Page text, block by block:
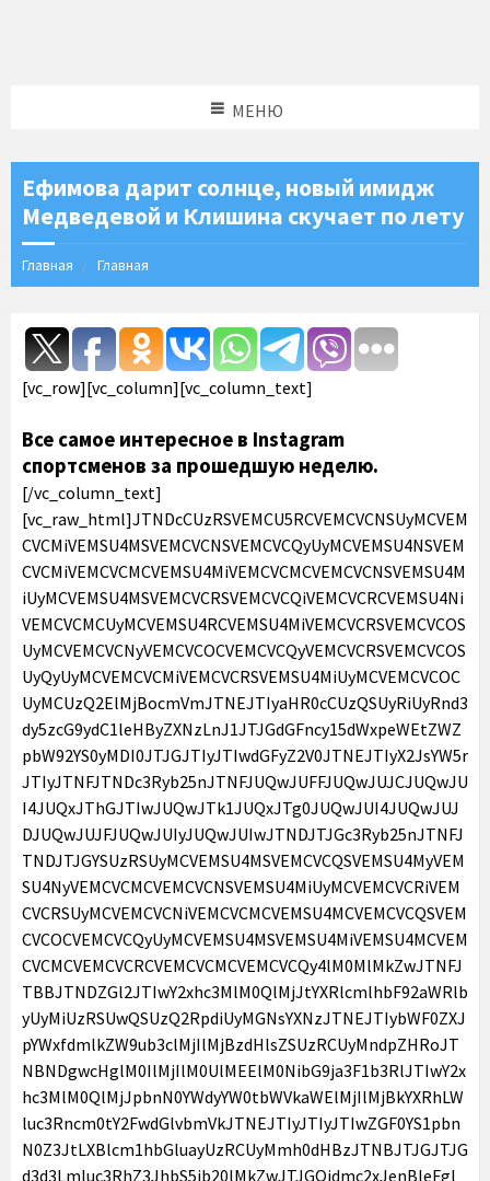
МЕНЮ
Ефимова дарит солнце, новый имидж
Медведевой и Клишина скучает по лету
Главная Главная
[vc_row][vc_column][vc_column_text]
Все самое интересное в Instagram
спортсменов за прошедшую неделю.
[/vc_column_text][vc_raw_html]JTNDcCUzRSVEMCU5RCVEMCVCNSUyMCVEMCVCMiVEMSU4MSVEMCVCNSVEMCVCQyUyMCVEMSU4NSVEMCVCMiVEMCVCMCVEMSU4MiVEMCVCMCVEMCVCNSVEMSU4MiUyMCVEMSU4MSVEMCVCRSVEMCVCQiVEMCVCRCVEMSU4NiVEMCVCMCUyMCVEMSU4RCVEMSU4MiVEMCVCRSVEMCVCOSUyMCVEMCVCNyVEMCVCOCVEMCVCQyVEMCVCRSVEMCVCOSUyQyUyMCVEMCVCMiVEMCVCRSVEMSU4MiUyMCVEMCVCOCUyMCUzQ2ElMjBocmVmJTNEJTIyaHR0cCUzQSUyRiUyRnd3dy5zcG9ydC1leHByZXNzLnJ1JTJGdGFncy15dWxpeWEtZWZpbW92YS0yMDI0JTJGJTIyJTIwdGFyZ2V0JTNEJTIyX2JsYW5rJTIyJTNFJTNDc3Ryb25nJTNFJUQwJUFFJUQwJUJCJUQwJUI4JUQxJThGJTIwJUQwJTk1JUQxJTg0JUQwJUI4JUQwJUJDJUQwJUJFJUQwJUIyJUQwJUIwJTNDJTJGc3Ryb25nJTNFJTNDJTJGYSUzRSUyMCVEMSU4MSVEMCVCQSVEMSU4MyVEMSU4NyVEMCVCMCVEMCVCNSVEMSU4MiUyMCVEMCVCRiVEMCVCRSUyMCVEMCVCNiVEMCVCMCVEMSU4MCVEMCVCQSVEMCVCOCVEMCVCQyUyMCVEMSU4MSVEMSU4MiVEMSU4MCVEMCVCMCVEMCVCRCVEMCVCMCVEMCVCQy4lM0MlMkZwJTNFJTBBJTNDZGl2JTIwY2xhc3MlM0QlMjJtYXRlcmlhbF92aWRlbyUyMiUzRSUwQSUzQ2RpdiUyMGNsYXNzJTNEJTIybWF0ZXJpYWxfdmlkZW9ub3clMjIlMjBzdHlsZSUzRCUyMndpZHRoJTNBNDgwcHglM0IlMjIlM0UlMEElM0NibG9ja3F1b3RlJTIwY2xhc3MlM0QlMjJpbnN0YWdyYW0tbWVkaWElMjIlMjBkYXRhLWluc3Rncm0tY2FwdGlvbmVkJTNEJTIyJTIyJTIwZGF0YS1pbnN0Z3JtLXBlcm1hbGluayUzRCUyMmh0dHBzJTNBJTJGJTJGd3d3Lmluc3RhZ3JhbS5jb20lMkZwJTJGQjdmc2xJenBleFglMkYlM0Z1dG1fc291cmNlJTNEaWdfZW1iZWQlMjZhbXAlM0J1dG1fY2FtcGFpZ24lM0Rsb2FkaW5nJTIyJTIwZGF0YS1pbnN0Z3JtLXZlcnNpb24lM0QlMjIxMiUyMiUyMHN0eWxlJTNEJTIyYmFja2dyb3VuZCUzQSUyM0ZGRiUzQiUyMGJvcmRlciUzQTAlM0IlMjBib3JkZXItcmFkaXVzJTNBM3B4JTNCJTIwYm94LXNoYWRvdyUzQTAlMjAwJTIwMXB4JTIwMCUyMHJnYmElMjgwJTJDMCUyQzAlMkMwLjUlMjklMkMwJTIwMXB4JTIwMTBweCUyMDAlMjByZ2JhJTI4MCUyQzAlMkMwJTJDMC4xNSUyOSUzQiUyMG1hcmdpbiUzQSUyMDFweCUzQiUyMG1heC13aWR0aCUzQTU0MHB4JTNCJTIwbWluLXdpZHRoJTNBMzI2cHglM0IlMjBwYWRkaW5nJTNBMCUzQiUyMHdpZHRoJTNBOTkuMzc1JTI1JTNCJTIwd2lkdGglM0Etd2Via2l0LWNhbGMlMjgxMDAlMjUlMjAtJTIwMnB4JTI5JTNCJTIwd2lkdGglM0FjYWxjJTI4MTAwJTI1JTIwLSUyMDJweCUyOSUzQiUyMiUzRSUwQSUzQ2RpdiUyMHN0eWxlJTNEJTIycGFkZGluZyUzQTE2cHglM0IlMjIlM0UlMEElM0NkaXYlMjBzdHlsZSUzRCUyMmRpc3BsYXklM0ElMjBmbGV4JTNCJTIwZmxleC1kaXJlY3Rpb24lM0ElMjByb3clM0IlMjBhbGlnbi1pdGVtcyUzQSUyMGNlbnRlciUzQiUyMiUzRSUwQSUzQ2RpdiUyMHN0eWxlJTNEJTIyYmFja2dyb3VuZC1jb2xvciUzQSUyMCUyM0Y0RjRGNCUzQiUyMGJvcmRlci1yYWRpdXMlM0ElMjA1MCUyNSUzQiUyMGZsZXgtZ3JvdyUzQSUyMDAlM0IlMjBoZWlnaHQlM0ElMjA0MHB4JTNCJTIwbWFyZ2luLXJpZ2h0JTNBJTIwMTRweCUzQiUyMHdpZHRoJTNBJTIwNDBweCUzQiUyMiUzRSUyMCUzQyUyRmRpdiUzRSUwQSUzQ2RpdiUyMHN0eWxlJTNEJTIyZGlzcGxheSUzQSUyMGZsZXglM0IlMjBmbGV4LWRpcmVjdGlvbiUzQSUyMGNvbHVtbiUzQiUyMGZsZXgtZ3JvdyUzQSUyMDElM0IlMjBqdXN0aWZ5LWNvbnRlbnQlM0ElMjBjZW50ZXIlM0IlMjIlM0UlMEElM0NkaXYlMjBzdHlsZSUzRCUyMmJhY2tncm91bmQtY29sb3IlM0ElMjAlMjNGNEY0RjQlM0IlMjBib3JkZXItcmFkaXVzJTNBJTIwNHB4JTNCJTIwZmxleC1ncm93JTNBJTIwMCUzQiUyMGhlaWdodCUzQSUyMDE0cHglM0IlMjBtYXJnaW4tYm90dG9tJTNBJTIwNnB4JTNCJTIwd2lkdGglM0ElMjAxMDBweCUzQiUyMiUzRSUyMCUzQyUyRmRpdiUzRSUwQSUzQ2RpdiUyMHN0eWxlJTNEJTIyYmFja2dyb3VuZC1jb2xvciUzQSUyMCUyM0Y0RjRGNCUzQiUyMGJvcmRlci1yYWRpdXMlM0ElMjA0cHglM0IlMjBmbGV4LWdyb3clM0ElMjAwJTNCJTIwaGVpZ2h0JTNBJTIwMTRweCUzQiUyMHdpZHRoJTNBJTIwNjBweCUzQiUyMiUzRSUyMCUzQyUyRmRpdiUzRSUwQSUzQyUyRmRpdiUzRSUwQSUzQyUyRmRpdiUzRSUwQSUzQ2RpdiUyMHN0eWxlJTNEJTIycGFkZGluZyUzQSUyMDE5JTI1JTIwMCUzQiUyMiUzRSUyMCUzQyUyRmRpdiUzRSUwQSUzQ2RpdiUyMHN0eWxlJTNEJTIyZGlzcGxheSUzQWJsb2NrJTNCJTIwaGVpZ2h0JTNBNTBweCUzQiUyMG1hcmdpbiUzQTAlMjBhdXRvJTIwMTJweCUzQiUyMHdpZHRoJTNBNTBweCUzQiUyMiUzRSUzQ2ElMjBocmVmJTNEJTIyaHR0cHMlM0ElMkYlMkZ3d3cuaW5zdGFncmFtLmNvbSUyRnAlMkZCN2ZzbEl6cGV4WCUyRiUzRnV0bV9zb3VyY2UlM0RpZ19lbWJlZCUyNmFtcCUzQnV0bV9jYW1wYWlnbiUzRGxvYWRpbmclMjIlMjBzdHlsZSUzRCUyMmJhY2tncm91bmQlM0ElMjNGRkZGRkYlM0IlMjBsaW5lLWhlaWdodCUzQTAlM0IlMjBwYWRkaW5nJTNBMCUyMDAlM0IlMjB0ZXh0LWFsaWduJTNBY2VudGVyJTNCJTIwdGV4dC1kZWNvcmF0aW9uJTNBbm9uZSUzQiUyMHdpZHRoJTNBMTAwJTI1JTNCJTIyJTIwdGFyZ2V0JTNEJTIyX2JsYW5rJTIyJTNFJTNDc3ZnJTIwaGVpZ2h0JTNEJTIyNTBweCUyMiUyMHZlcnNpb24lM0QlMjIxLjElMjIlMjB2aWV3Ym94JTNEJTIyMCUyMDAlMjA2MCUyMDYwJTIyJTIwd2lkdGglM0QlMjI1MHB4JTIyJTIweG1sbnMlM0QlMjJodHRwcyUzQSUyRiUyRnd3dy53My5vcmclMkYyMDAwJTJGc3ZnJTIyJTNFJTBBJTNDZyUyMGZpbGwlM0QlMjJub25lJTIyJTIwZmlsbC1ydWxlJTNEJTIyZXZlbm9kZCUyMiUyMHN0cm9rZSUzRCUyMm5vbmUlMjIlMjBzdHJva2Utd2lkdGglM0QlMjIxJTIyJTNFJTBBJTNDZyUyMGZpbGwlM0QlMjIlMjMwMDAwMDAlMjIlMjB0cmFuc2Zvcm0lM0QlMjJ0cmFuc2xhdGUlMjgtNTExLjAwMDAwMCUyQyUyMC0yMC4wMDAwMDAlMjklMjIlM0UlMEElM0NnJTNFJTBBJTNDcGF0aCUyMGQlM0QlMjJNNTU2Ljg2OSUyQzMwLjQxJTIwQzU1NC44MTQlMkMzMC40MSUyMDU1My4xNDglMkMzMi4wNzYlMjA1NTMuMTQ4JTJDMzQuMTMxJTIwQzU1My4xNDglMkMzNi4xODYlMjA1NTQuODE0JTJDMzcuODUyJTIwNTU2Ljg2OSUyQzM3Ljg1MiUyMEM1NTguOTI0JTJDMzcuODUyJTIwNTYwLjU5JTJDMzYuMTg2JTIwNTYwLjU5JTJDMzQuMTMxJTIwQzU2MC41OSUyQzMyLjA3NiUyMDU1OC45MjQlMkMzMC40MSUyMDU1Ni44NjklMkMzMC40MSUyME01NDElMkM2MC42NTclMjBDNTM1LjExNCUyQzYwLjY1NyUyMDUzMC4zNDIlMkM1NS44ODclMjA1MzAuMzQyJTJDNTAlMjBDNTMwLjM0MiUyQzQ0LjExNCUyMDUzNS4xMTQlMkMzOS4zNDIlMjA1NDElMkMzOS4zNDIlMjBDNTQ2Ljg4NyUyQzM5LjM0MiUyMDU1MS42NTglMkM0NC4xMTQlMjA1NTEuNjU4JTJDNTAlMjBDNTUxLjY1OCUyQzU1Ljg4NyUyMDU0Ni44ODclMkM2MC42NTclMjA1NDElMkM2MC42NTclMjBNNTQxJTJDMzMuODg2JTIwQzUzMi4xJTJDMzMuODg2JTIwNTI0Ljg4NiUyQzQxLjElMjA1MjQuODg2JTJDNTAlMjBDNTI0Ljg4NiUyQzU4Ljg5OSUyMDUzMi4xJTJDNjYuMTEzJTIwNTQxJTJDNjYuMTEzJTIwQzU0OS45JTJDNjYuMTEzJTIwNTU3LjExNSUyQzU4Ljg5OSUyMDU1Ny4xMTUlMkM1MCUyMEM1NTcuMTE1JTJDNDEuMSUyMDU0OS45JTJDMzMuODg2JTIwNTQxJTJDMzMuODg2JTIwTTU2NS4zNzglMkM2Mi4xMDElMjBDNTY1LjI0NCUyQzY1LjAyMiUyMDU2NC43NTYlMkM2Ni42MDYlMjA1NjQuMzQ2JTJDNjcuNjYzJTIwQzU2My44MDMlMkM2OS4wNiUyMDU2My4xNTQlMkM3MC4wNTclMjA1NjIuMTA2JTJDNzEuMTA2JTIwQzU2MS4wNTglMkM3Mi4xNTUlMjA1NjAuMDYlMkM3Mi44MDMlMjA1NTguNjYyJTJDNzMuMzQ3JTIwQzU1Ny42MDclMkM3My43NTclMjA1NTYuMDIxJTJDNzQuMjQ0JTIwNTUzLjEwMiUyQzc0LjM3OCUyMEM1NDkuOTQ0JTJDNzQuNTIxJTIwNTQ4Ljk5NyUyQzc0LjU1MiUyMDU0MSUyQzc0LjU1MiUyMEM1MzMuMDAzJTJDNzQuNTUyJTIwNTMyLjA1NiUyQzc0LjUyMSUyMDUyOC44OTglMkM3NC4zNzglMjBDNTI1Ljk3OSUyQzc0LjI0NCUyMDUyNC4zOTMlMkM3My43NTclMjA1MjMuMzM4JTJDNzMuMzQ3JTIwQzUyMS45NCUyQzcyLjgwMyUyMDUyMC45NDIlMkM3Mi4xNTUlMjA1MTkuODk0JTJDNzEuMTA2JTIwQzUxOC44NDYlMkM3MC4wNTclMjA1MTguMTk3JTJDNjkuMDYlMjA1MTcuNjU0JTJDNjcuNjYzJTIwQzUxNy4yNDQlMkM2Ni42MDYlMjA1MTYuNzU1JTJDNjUuMDIyJTIwNTE2LjYyMyUyQzYyLjEwMSUyMEM1MTYuNDc5JTJDNTguOTQzJTIwNTE2LjQ0OCUyQzU3Ljk5NiUyMDUxNi40NDglMkM1MCUyMEM1MTYuNDQ4JTJDNDIuMDAzJTIwNTE2LjQ3OSUyQzQxLjA1NiUyMDUxNi42MjMlMkMzNy44OTklMjBDNTE2Ljc1NSUyQzM0Ljk3OCUyMDUxNy4yNDQlMkMzMy4zOTElMjA1MTcuNjU0JTJDMzIuMzM4JTIwQzUxOC4xOTclMkMzMC45MzglMjA1MTguODQ2JTJDMjkuOTQyJTIwNTE5Ljg5NCUyQzI4Ljg5NCUyMEM1MjAuOTQyJTJDMjcuODQ2JTIwNTIxLjk0JTJDMjcuMTk2JTIwNTIzLjMzOCUyQzI2LjY1NCUyMEM1MjQuMzkzJTJDMjYuMjQ0JTIwNTI1Ljk3OSUyQzI1Ljc1NiUyMDUyOC44OTglMkMyNS42MjMlMjBDNTMyLjA1NyUyQzI1LjQ3OSUyMDUzMy4wMDQlMkMyNS40NDglMjA1NDElMkMyNS40NDglMjBDNTQ4Ljk5NyUyQzI1LjQ0OCUyMDU0OS45NDMlMkMyNS40NzklMjA1NTMuMTAyJTJDMjUuNjIzJTIwQzU1Ni4wMjElMkMyNS43NTYlMjA1NTcuNjA3JTJDMjYuMjQ0JTIwNTU4LjY2MiUyQzI2LjY1NCUyMEM1NjAuMDYlMkMyNy4xOTYlMjA1NjEuMDU4JTJDMjcuODQ2JTIwNTYyLjEwNiUyQzI4Ljg5NCUyMEM1NjMuMTU0JTJDMjkuOTQyJTIwNTYzLjgwMyUyQzMwLjkzOCUyMDU2NC4zNDYlMkMzMi4zMzglMjBDNTY0Ljc1NiUyQzMzLjM5MSUyMDU2NS4yNDQlMkMzNC45NzglMjA1NjUuMzc4JTJDMzcuODk5JTIwQzU2NS41MjIlMkM0MS4wNTYlMjA1NjUuNTUyJTJDNDIuMDAzJTIwNTY1LjU1MiUyQzUwJTIwQzU2NS41NTIlMkM1Ny45OTYlMjA1NjUuNTIyJTJDNTguOTQzJTIwNTY1LjM3OCUyQzYyLjEwMSUyME01NzAuODIlMkMzNy42MzElMjBDNTcwLjY3NCUyQzM0LjQzOCUyMDU3MC4xNjclMkMzMi4yNTglMjA1NjkuNDI1JTJDMzAuMzQ5JTIwQzU2OC42NTklMkMyOC4zNzclMjA1NjcuNjMzJTJDMjYuNzAyJTIwNTY1Ljk2NSUyQzI1LjAzNSUyMEM1NjQuMjk3JTJDMjMuMzY4JTIwNTYyLjYyMyUyQzIyLjM0MiUyMDU2MC42NTIlMkMyMS41NzUlMjBDNTU4Ljc0MyUyQzIwLjgzNCUyMDU1Ni41NjIlMkMyMC4zMjYlMjA1NTMuMzY5JTJDMjAuMTglMjBDNTUwLjE2OSUyQzIwLjAzMyUyMDU0OS4xNDglMkMyMCUyMDU0MSUyQzIwJTIwQzUzMi44NTMlMkMyMCUyMDUzMS44MzElMkMyMC4wMzMlMjA1MjguNjMxJTJDMjAuMTglMjBDNTI1LjQzOCUyQzIwLjMyNiUyMDUyMy4yNTclMkMyMC44MzQlMjA1MjEuMzQ5JTJDMjEuNTc1JTIwQzUxOS4zNzYlMkMyMi4zNDIlMjA1MTcuNzAzJTJDMjMuMzY4JTIwNTE2LjAzNSUyQzI1LjAzNSUyMEM1MTQuMzY4JTJDMjYuNzAyJTIwNTEzLjM0MiUyQzI4LjM3NyUyMDUxMi41NzQlMkMzMC4zNDklMjBDNTExLjgzNCUyQzMyLjI1OCUyMDUxMS4zMjYlMkMzNC40MzglMjA1MTEuMTgxJTJDMzcuNjMxJTIwQzUxMS4wMzUlMkM0MC44MzElMjA1MTElMkM0MS44NTElMjA1MTElMkM1MCUyMEM1MTElMkM1OC4xNDclMjA1MTEuMDM1JTJDNTkuMTclMjA1MTEuMTgxJTJDNjIuMzY5JTIwQzUxMS4zMjYlMkM2NS41NjIlMjA1MTEuODM0JTJDNjcuNzQzJTIwNTEyLjU3NCUyQzY5LjY1MSUyMEM1MTMuMzQyJTJDNzEuNjI1JTIwNTE0LjM2OCUyQzczLjI5NiUyMDUxNi4wMzUlMkM3NC45NjUlMjBDNTE3LjcwMyUyQzc2LjYzNCUyMDUxOS4zNzYlMkM3Ny42NTglMjA1MjEuMzQ5JTJDNzguNDI1JTIwQzUyMy4yNTclMkM3OS4xNjclMjA1MjUuNDM4JTJDNzkuNjczJTIwNTI4LjYzMSUyQzc5LjgyJTIwQzUzMS44MzElMkM3OS45NjUlMjA1MzIuODUzJTJDODAuMDAxJTIwNTQxJTJDODAuMDAxJTIwQzU0OS4xNDglMkM4MC4wMDElMjA1NTAuMTY5JTJDNzkuOTY1JTIwNTUzLjM2OSUyQzc5LjgyJTIwQzU1Ni41NjIlMkM3OS42NzMlMjA1NTguNzQzJTJDNzkuMTY3JTIwNTYwLjY1MiUyQzc4LjQyNSUyMEM1NjIuNjIzJTJDNzcuNjU4JTIwNTY0LjI5NyUyQzc2LjYzNCUyMDU2NS45NjUlMkM3NC45NjUlMjBDNTY3LjYzMyUyQzczLjI5NiUyMDU2OC42NTklMkM3MS42MjUlMjA1NjkuNDI1JTJDNjkuNjUxJTIwQzU3MC4xNjclMkM2Ny43NDMlMjA1NzAuNjc0JTJDNjUuNTYyJTIwNTcwLjgyJTJDNjIuMzY5JTIwQzU3MC45NjYlMkM1OS4xNyUyMDU3MSUyQzU4LjE0NyUyMDU3MSUyQzUwJTIwQzU3MSUyQzQxLjg1MSUyMDU3MC45NjYlMkM0MC44MzElMjA1NzAuODIlMkMzNy42MzElMjIlM0UlM0MlMkZwYXRoJTNFJTBBJTNDJTJGZyUzRSUwQSUzQyUyRmclM0UlMEElM0MlMkZnJTNFJTBBJTNDJTJGc3ZnJTNFJTNDJTJGYSUzRSUzQyUyRmRpdiUzRSUwQSUzQ2RpdiUyMHN0eWxlJTNEJTIycGFkZGluZy10b3AlM0ElMjA4cHglM0IlMjIlM0UlMEElM0NkaXYlMjBzdHlsZSUzRCUyMmNvbG9yJTNBJTIzMzg5N2YwJTNCJTIwZm9udC1mYW1pbHklM0FBcmlhbCUyQ3NhbnMtc2VyaWYlM0IlMjBmb250LXNpemUlM0ExNHB4JTNCJTIwZm9udC1zdHlsZSUzQW5vcm1hbCUzQiUyMGZvbnQtd2VpZ2h0JTNBNTUwJTNCJTIwbGluZS1oZWlnaHQlM0ExOHB4JTNCJTIyJTNFJTNDYSUyMGhyZWYlM0QlMjJodHRwcyUzQSUyRiUyRnd3dy5pbnN0YWdyYW0uY29tJTJGcCUyRkI3ZnNsSXpwZXhYJTJGJTNGdXRtX3NvdXJjZSUzRGlnX2VtYmVkJTI2YW1wJTNCdXRtX2NhbXBhaWduJTNEbG9hZGluZyUyMiUyMHN0eWxlJTNEJTIyYmFja2dyb3VuZCUzQSUyM0ZGRkZGRiUzQiUyMGxpbmUtaGVpZ2h0JTNBMCUzQiUyMHBhZGRpbmclM0EwJTIwMCUzQiUyMHRleHQtYWxpZ24lM0FjZW50ZXIlM0IlMjB0ZXh0LWRlY29yYXRpb24lM0Fub25lJTNCJTIwd2lkdGglM0ExMDAlMjUlM0IlMjIlMjB0YXJnZXQlM0QlMjJfYmxhbmslMjIlM0UlRDAlOUYlRDAlQkUlRDElODElRDAlQkMlRDAlQkUlRDElODIlRDElODAlRDAlQjUlRDElODIlRDElOEMlMjAlRDElOEQlRDElODIlRDElODMlMjAlRDAlQkYlRDElODMlRDAlQjElRDAlQkIlRDAlQjglRDAlQkElRDAlQjAlRDElODYlRDAlQjglRDElOEUlMjAlRDAlQjIlMjBJbnN0YWdyYW0lM0MlMkZhJTNFJTNDJTJGZGl2JTNFJTBBJTNDJTJGZGl2JTNFJTBBJTNDZGl2JTIwc3R5bGUlM0QlMjJwYWRkaW5nJTNBJTIwMTIuNSUyNSUyMDAlM0IlMjIlM0